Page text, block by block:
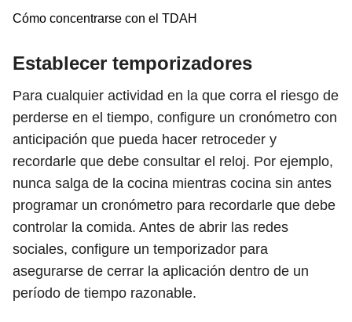
Cómo concentrarse con el TDAH
Establecer temporizadores
Para cualquier actividad en la que corra el riesgo de
perderse en el tiempo, configure un cronómetro con
anticipación que pueda hacer retroceder y
recordarle que debe consultar el reloj. Por ejemplo,
nunca salga de la cocina mientras cocina sin antes
programar un cronómetro para recordarle que debe
controlar la comida. Antes de abrir las redes
sociales, configure un temporizador para
asegurarse de cerrar la aplicación dentro de un
período de tiempo razonable.